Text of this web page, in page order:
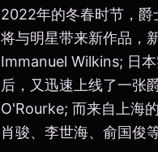
2022年的冬春时节，
将与明星带来新作品，
Immanuel Wilkins; 日
后，又迅速上线了一张
O'Rourke; 而来自上海
肖骏、李世海、俞国俊